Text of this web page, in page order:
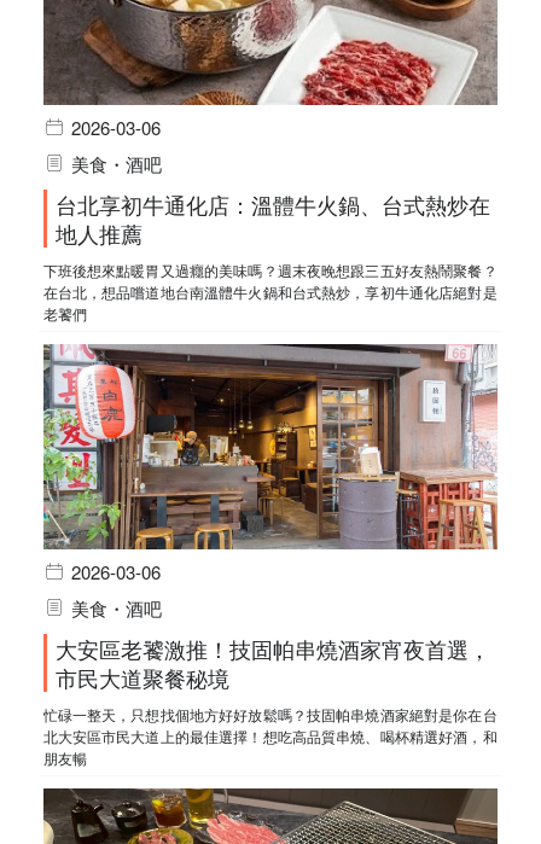
2026-03-06
美食・酒吧
台北享初牛通化店：溫體牛火鍋、台式熱炒在
地人推薦
下班後想來點暖胃又過癮的美味嗎？週末夜晚想跟三五好友熱鬧聚餐？
在台北，想品嚐道地台南溫體牛火鍋和台式熱炒，享初牛通化店絕對是
老饕們
2026-03-06
美食・酒吧
大安區老饕激推！技固帕串燒酒家宵夜首選，
市民大道聚餐秘境
忙碌一整天，只想找個地方好好放鬆嗎？技固帕串燒酒家絕對是你在台
北大安區市民大道上的最佳選擇！想吃高品質串燒、喝杯精選好酒，和
朋友暢